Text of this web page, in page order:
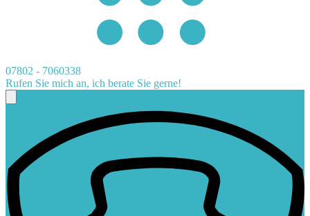
07802 - 7060338
Rufen Sie mich an, ich berate Sie gerne!